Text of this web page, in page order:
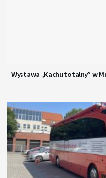
Wystawa „Kachu totalny” w